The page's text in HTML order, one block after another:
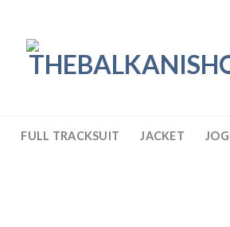
FULL TRACKSUIT JACKET